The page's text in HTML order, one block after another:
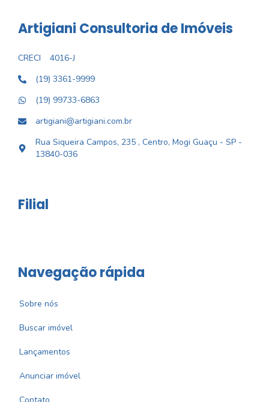
Artigiani Consultoria de Imóveis
CRECI
4016-J
(19) 3361-9999
(19) 99733-6863
artigiani@artigiani.com.br
Rua Siqueira Campos, 235 , Centro, Mogi Guaçu - SP -
13840-036
Filial
Navegação rápida
Sobre nós
Buscar imóvel
Lançamentos
Anunciar imóvel